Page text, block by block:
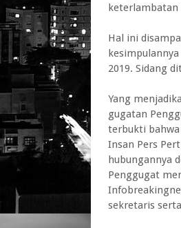
keterlambatan
Hal ini
2019. Sidang
Yang
gugatan
terbukti bahwa
Insan Pers
hubungannya
Penggugat
sekretaris